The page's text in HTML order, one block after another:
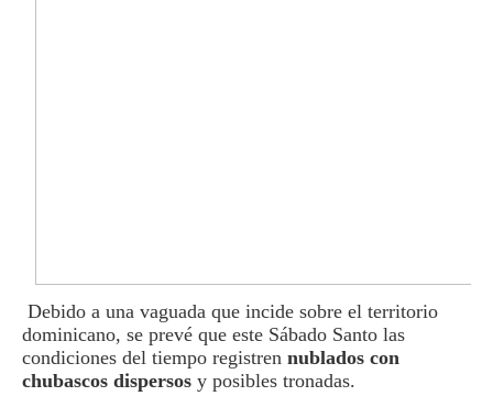
Debido a una vaguada que incide sobre el territorio
dominicano, se prevé que este Sábado Santo las
condiciones del tiempo registren nublados con
chubascos dispersos y posibles tronadas.